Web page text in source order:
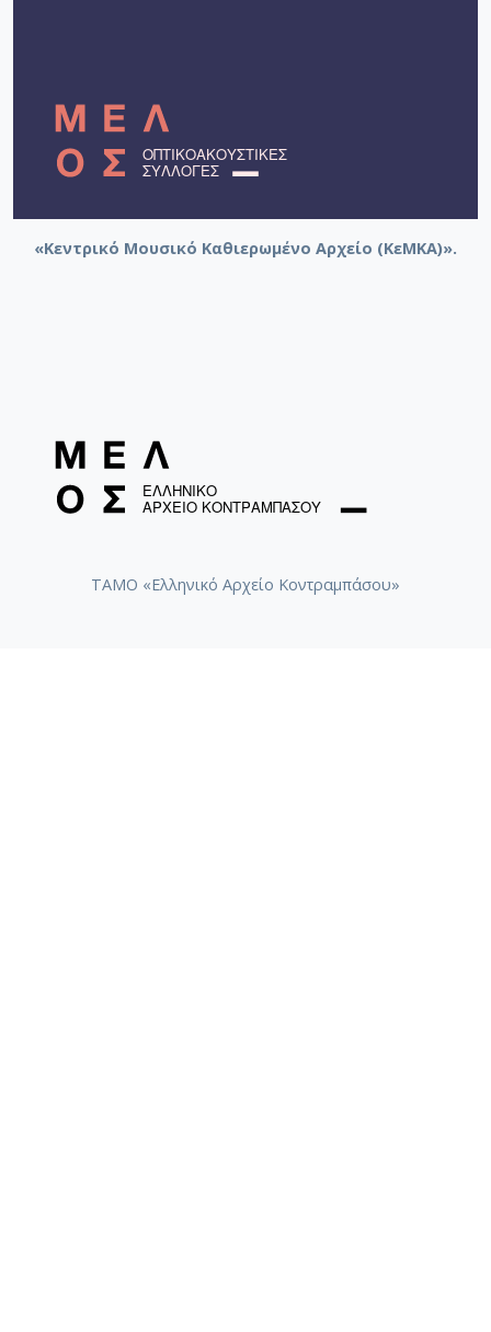
«Κεντρικό Μουσικό Καθιερωμένο Αρχείο (ΚεΜΚΑ)».
ΤΑΜΟ «Ελληνικό Αρχείο Κοντραμπάσου»